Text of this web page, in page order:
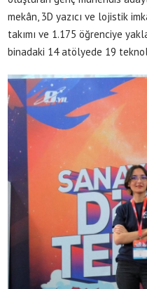
mekân, 3D yazıcı ve lojistik
takımı ve 1.175 öğrenciye
binadaki 14 atölyede 19